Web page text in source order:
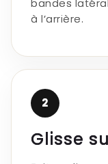
bandes
à l’arrière.
2
Glisse